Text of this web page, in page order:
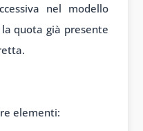
nel modello
quota già presente
elementi: